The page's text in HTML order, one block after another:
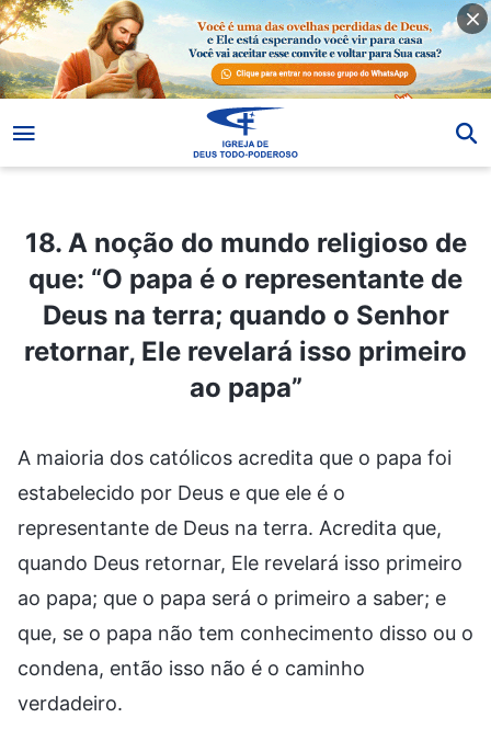
18. A noção do mundo religioso de
que: “O papa é o representante de
Deus na terra; quando o Senhor
retornar, Ele revelará isso primeiro
ao papa”
A maioria dos católicos acredita que o papa foi
estabelecido por Deus e que ele é o
representante de Deus na terra. Acredita que,
quando Deus retornar, Ele revelará isso primeiro
ao papa; que o papa será o primeiro a saber; e
que, se o papa não tem conhecimento disso ou o
condena, então isso não é o caminho
verdadeiro.